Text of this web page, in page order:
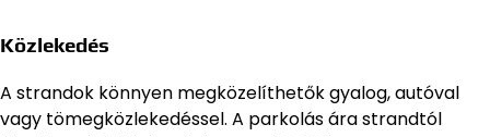
Közlekedés
A strandok könnyen megközelíthetők gyalog, autóval
vagy tömegközlekedéssel. A parkolás ára strandtól